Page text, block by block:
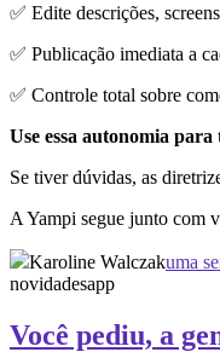
✅ Edite descrições,
✅ Publicação imediata a
✅ Controle total sobre
Use essa autonomia
Se tiver dúvidas, as
A Yampi segue junto com
Karoline Walczakuma
novidadesapp
Você pediu, a